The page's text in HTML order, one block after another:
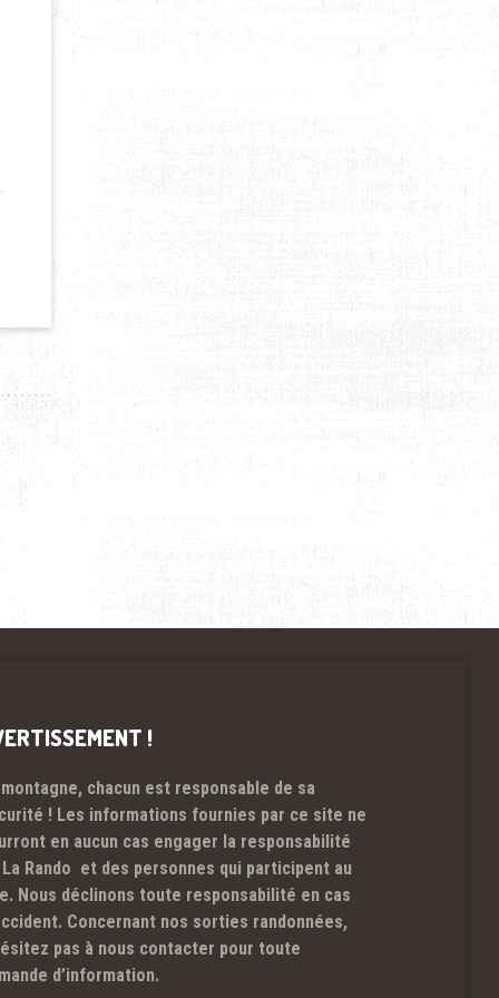
!
montagne, chacun est responsable de sa
! Les informations fournies par ce site ne
en aucun cas engager la responsabilité
Rando et des personnes qui participent au
Nous déclinons toute responsabilité en cas
Concernant nos sorties randonnées,
pas à nous contacter pour toute
d’information.